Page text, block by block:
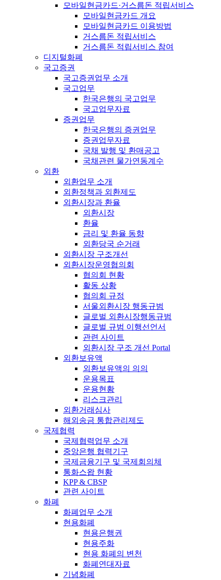
모바일현금카드·거스름돈 적립서비스
모바일현금카드 개요
모바일현금카드 이용방법
거스름돈 적립서비스
거스름돈 적립서비스 참여
디지털화폐
국고증권
국고증권업무 소개
국고업무
한국은행의 국고업무
국고업무자료
증권업무
한국은행의 증권업무
증권업무자료
국채 발행 및 환매공고
국채관련 물가연동계수
외환
외환업무 소개
외환정책과 외환제도
외환시장과 환율
외환시장
환율
금리 및 환율 동향
외환당국 순거래
외환시장 구조개선
외환시장운영협의회
협의회 현황
활동 상황
협의회 규정
서울외환시장 행동규범
글로벌 외환시장행동규범
글로벌 규범 이행선언서
관련 사이트
외환시장 구조 개선 Portal
외환보유액
외환보유액의 의의
운용목표
운용현황
리스크관리
외환거래심사
해외송금 통합관리제도
국제협력
국제협력업무 소개
중앙은행 협력기구
국제금융기구 및 국제회의체
통화스왑 현황
KPP & CBSP
관련 사이트
화폐
화폐업무 소개
현용화폐
현용은행권
현용주화
현용 화폐의 변천
화폐연대자료
기념화폐